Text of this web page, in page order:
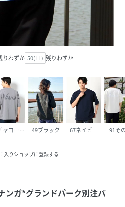
りわずか 50(LL) 残りわずか
ャコールグレー49ブラック 67ネイビー 91そ
入りショップに登録する
ンガ*グランドパーク別注バ